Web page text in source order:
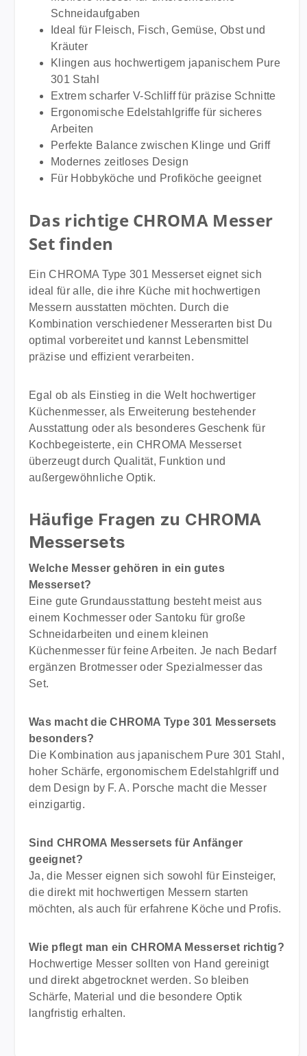
Schneidaufgaben
Ideal für Fleisch, Fisch, Gemüse, Obst und
Kräuter
Klingen aus hochwertigem japanischem Pure
301 Stahl
Extrem scharfer V-Schliff für präzise Schnitte
Ergonomische Edelstahlgriffe für sicheres
Arbeiten
Perfekte Balance zwischen Klinge und Griff
Modernes zeitloses Design
Für Hobbyköche und Profiköche geeignet
Das richtige CHROMA Messer
Set finden
Ein CHROMA Type 301 Messerset eignet sich
ideal für alle, die ihre Küche mit hochwertigen
Messern ausstatten möchten. Durch die
Kombination verschiedener Messerarten bist Du
optimal vorbereitet und kannst Lebensmittel
präzise und effizient verarbeiten.
Egal ob als Einstieg in die Welt hochwertiger
Küchenmesser, als Erweiterung bestehender
Ausstattung oder als besonderes Geschenk für
Kochbegeisterte, ein CHROMA Messerset
überzeugt durch Qualität, Funktion und
außergewöhnliche Optik.
Häufige Fragen zu CHROMA
Messersets
Welche Messer gehören in ein gutes
Messerset?
Eine gute Grundausstattung besteht meist aus
einem Kochmesser oder Santoku für große
Schneidarbeiten und einem kleinen
Küchenmesser für feine Arbeiten. Je nach Bedarf
ergänzen Brotmesser oder Spezialmesser das
Set.
Was macht die CHROMA Type 301 Messersets
besonders?
Die Kombination aus japanischem Pure 301 Stahl,
hoher Schärfe, ergonomischem Edelstahlgriff und
dem Design by F. A. Porsche macht die Messer
einzigartig.
Sind CHROMA Messersets für Anfänger
geeignet?
Ja, die Messer eignen sich sowohl für Einsteiger,
die direkt mit hochwertigen Messern starten
möchten, als auch für erfahrene Köche und Profis.
Wie pflegt man ein CHROMA Messerset richtig?
Hochwertige Messer sollten von Hand gereinigt
und direkt abgetrocknet werden. So bleiben
Schärfe, Material und die besondere Optik
langfristig erhalten.